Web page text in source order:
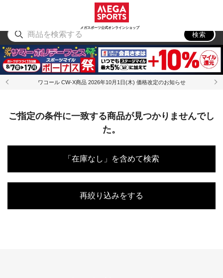
メガスポーツ公式オンラインショップ
アウトドア
検索
ワコール CW-X商品 2026年10月1日(木) 価格改定のお知らせ
ご指定の条件に一致する商品が見つかりませんでし
た。
「在庫なし」を含めて検索
再絞り込みをする